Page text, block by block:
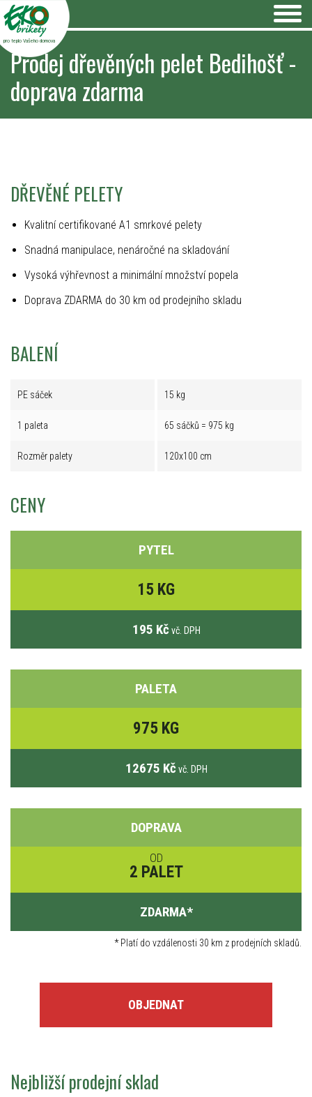
pro teplo Vašeho domova
Prodej dřevěných pelet Bedihošť -
doprava zdarma
DŘEVĚNÉ PELETY
Kvalitní certifikované A1 smrkové pelety
Snadná manipulace, nenáročné na skladování
Vysoká výhřevnost a minimální množství popela
Doprava ZDARMA do 30 km od prodejního skladu
BALENÍ
PE sáček 15 kg
1 paleta 65 sáčků = 975 kg
Rozměr palety 120x100 cm
CENY
PYTEL
15 KG
195 Kč vč. DPH
PALETA
975 KG
12675 Kč vč. DPH
DOPRAVA
OD
2 PALET
ZDARMA*
*Platí do vzdálenosti 30 km z prodejních skladů.
OBJEDNAT
Nejbližší prodejní sklad